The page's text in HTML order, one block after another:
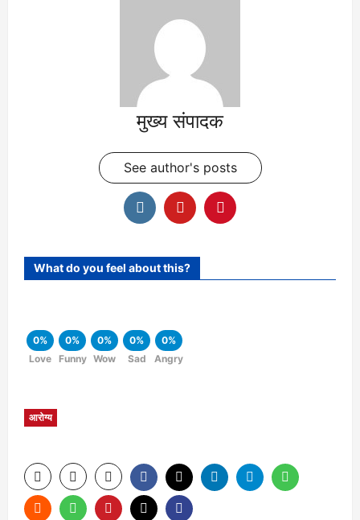
मुख्य संपादक
See author's posts
What do you feel about this?
0%
Love
0%
Funny
0%
Wow
0%
Sad
0%
Angry
आरोग्य